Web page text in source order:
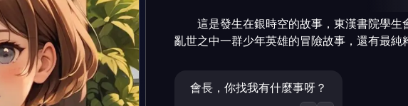
這是發生在銀時空的故事，東漢書院學
亂世之中一群少年英雄的冒險故事，還有最純
會長，你找我有什麼事呀？